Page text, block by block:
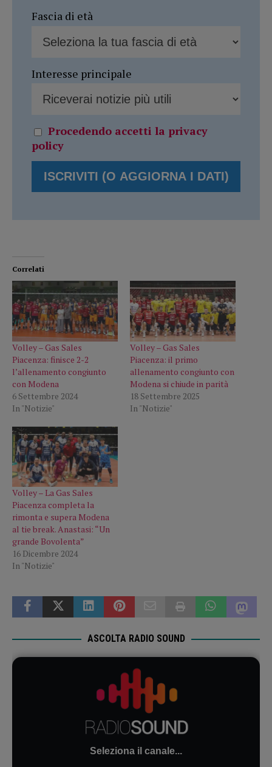
Fascia di età
Interesse principale
Procedendo accetti la privacy
policy
Correlati
Volley – Gas Sales
Piacenza: finisce 2-2
l’allenamento congiunto
con Modena
6 Settembre 2024
In "Notizie"
Volley – Gas Sales
Piacenza: il primo
allenamento congiunto con
Modena si chiude in parità
18 Settembre 2025
In "Notizie"
Volley – La Gas Sales
Piacenza completa la
rimonta e supera Modena
al tie break. Anastasi: “Un
grande Bovolenta”
16 Dicembre 2024
In "Notizie"
ASCOLTA RADIO SOUND
Seleziona il canale...